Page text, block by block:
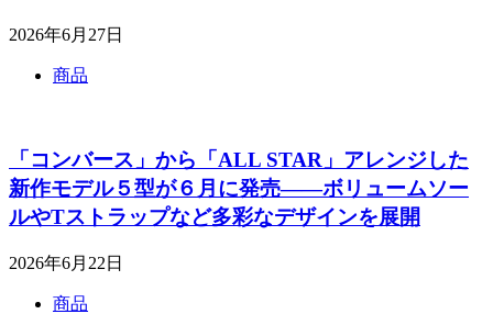
2026年6月27日
商品
「コンバース」から「ALL STAR」アレンジした
新作モデル５型が６月に発売――ボリュームソー
ルやTストラップなど多彩なデザインを展開
2026年6月22日
商品